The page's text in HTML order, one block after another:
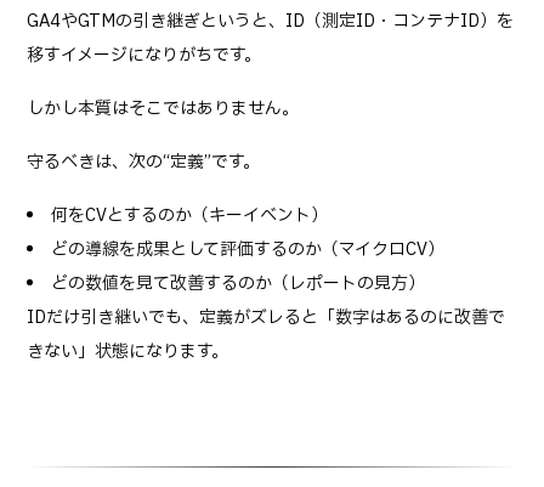
GA4やGTMの引き継ぎというと、ID（測定ID・コンテナID）を
移すイメージになりがちです。
しかし本質はそこではありません。
守るべきは、次の“定義”です。
何をCVとするのか（キーイベント）
どの導線を成果として評価するのか（マイクロCV）
どの数値を見て改善するのか（レポートの見方）
IDだけ引き継いでも、定義がズレると「数字はあるのに改善で
きない」状態になります。